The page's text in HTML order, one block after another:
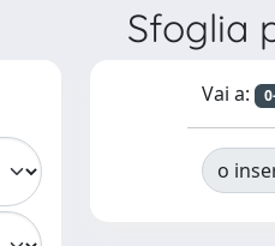
Sfoglia
Vai a:
o